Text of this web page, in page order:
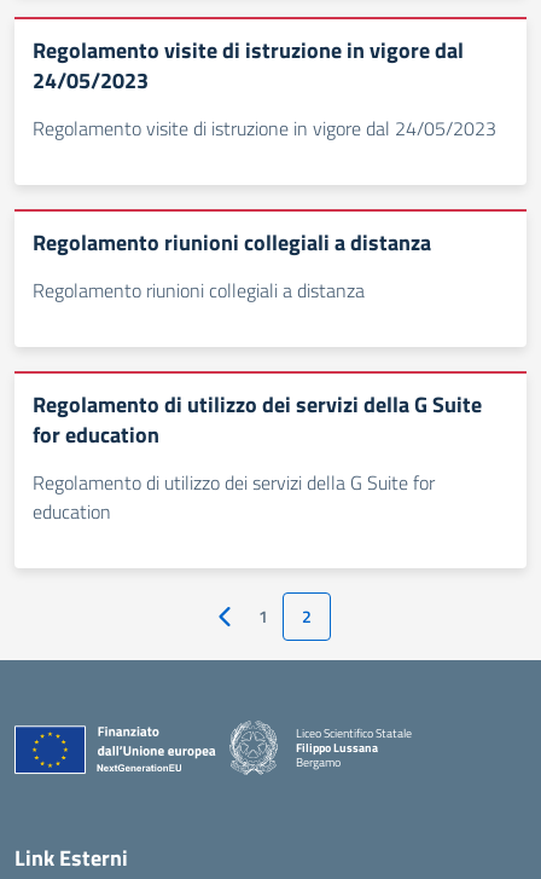
Regolamento visite di istruzione in vigore dal
24/05/2023
Regolamento visite di istruzione in vigore dal 24/05/2023
Regolamento riunioni collegiali a distanza
Regolamento riunioni collegiali a distanza
Regolamento di utilizzo dei servizi della G Suite
for education
Regolamento di utilizzo dei servizi della G Suite for
education
Pagina precedente
1 2
Liceo Scientifico Statale
Filippo Lussana
Bergamo
— Visita la pagina iniziale della scuola
Link Esterni